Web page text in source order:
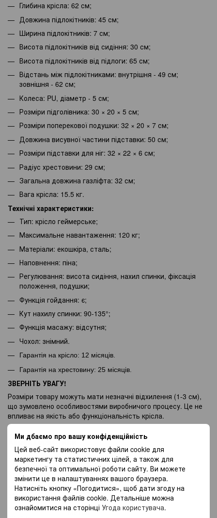
Ми дбаємо про вашу конфіденційність
Цей веб-сайт використовує файли cookie для
маркетингу та статистичних цілей, а також для
безпечної та оптимальної роботи сайту. Ви можете
змінити це в налаштуваннях вашого браузера.
Натисніть кнопку «Погодитися», щоб дати згоду на
використання файлів cookie. Детальніше можна
ознайомитися на сторінці Угода користувача.
Глибина крісла: 62 см;
Довжина підлокітників: 45 см;
Ширина підлокітників: 7 см;
Висота підлокітників від сидіння: 30 см;
Висота підлокітників від підлоги: 65 см;
Відстань між підлокітниками: внутрішня - 49 см;
зовнішня - 62 см;
Колеса: PU, діаметр - 5 см;
Розміри підголівника: 30 × 20 × 5 см;
Розміри поперекової подушки: 32 × 20 × 7 см;
Довжина висувної частини підставки: 50 см;
Розміри підставки для ніг: 32 × 22 × 6 см;
Радіус хрестовини: 29 см;
Загальна довжина газліфта: 32 см;
Вага крісла: 15.5 кг.
Технічні характеристики:
Тип: крісло геймерське;
Максимальне навантаження: 120 кг;
Матеріали: екошкіра, сталь;
Наповнення: піна;
Регулювання: висота сидіння, нахил спинки, фіксація
положення, подушки;
Функція гойдання: є;
Кут нахилу спинки: 90-135°;
Функція масажу: відсутня;
Чохол: знімний.
Гарантія на крісло: 12 місяців.
Гарантія на хрестовину: 25 місяців.
ЗВЕРНІТЬ УВАГУ!
Розміри товару можуть мати незначні відхилення (1-3 см),
що зумовлено особливостями виробничого процесу. Це не
впливає на якість або функціональність крісла.
Характеристики
Тип
Крісла
Колір
Білий
Матеріал
оббивки
Екошкіра
Матеріал
Метал